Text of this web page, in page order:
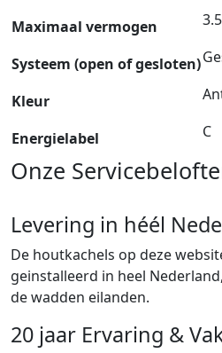
Maximaal vermogen
Systeem (open of gesloten)
Kleur
Energielabel C
Onze
Levering in héél
De houtkachels op deze
geinstalleerd in heel
de wadden eilanden.
20 jaar Ervaring &